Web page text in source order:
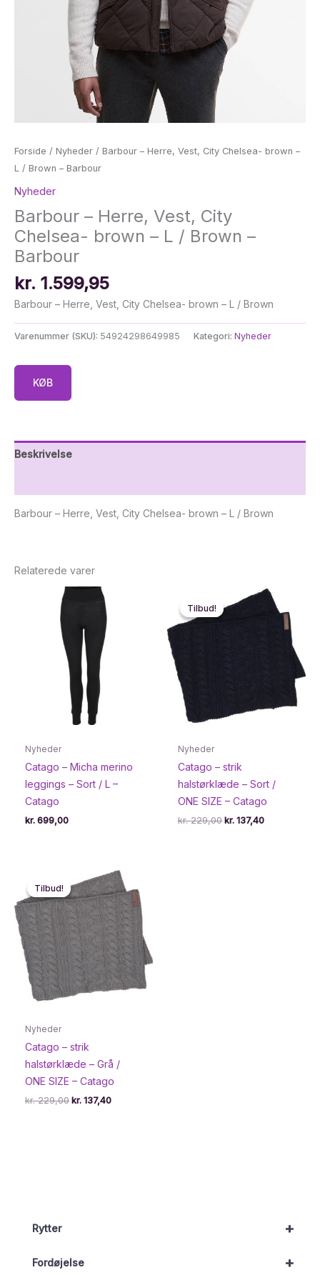
+
Rytter
+
Fordøjelse
Forside / Nyheder / Barbour – Herre, Vest, City Chelsea- brown –
L / Brown – Barbour
Nyheder
Barbour – Herre, Vest, City
Chelsea- brown – L / Brown –
Barbour
kr. 1.599,95
Barbour – Herre, Vest, City Chelsea- brown – L / Brown
Varenummer (SKU): 54924298649985 Kategori: Nyheder
KØB
Beskrivelse
Barbour – Herre, Vest, City Chelsea- brown – L / Brown
Relaterede varer
Nyheder
Catago – Micha merino
leggings – Sort / L –
Catago
kr. 699,00
Tilbud!
Tilbud!
Nyheder
Catago – strik
halstørklæde – Sort /
ONE SIZE – Catago
kr.229,00 Den
kr. 137,40Den
Tilbud!
Tilbud!
Nyheder
Catago – strik
halstørklæde – Grå /
ONE SIZE – Catago
kr.229,00 Den
kr. 137,40Den